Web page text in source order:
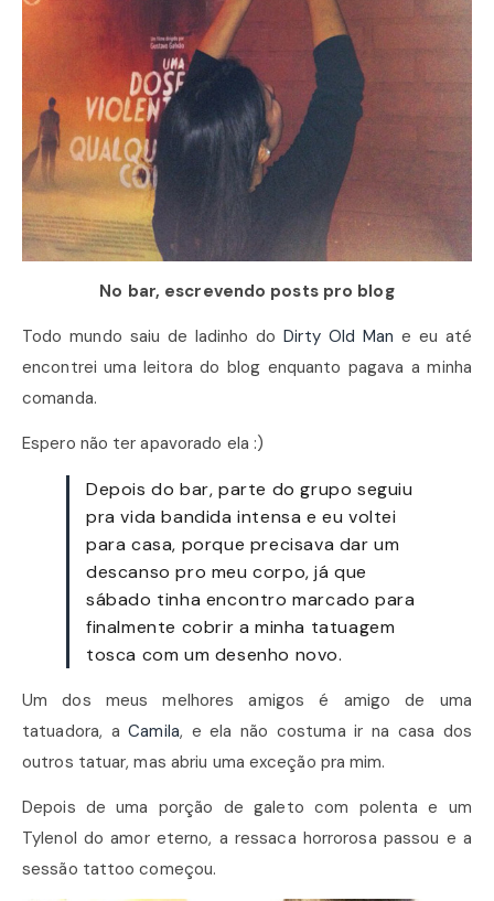
No bar, escrevendo posts pro blog
Todo mundo saiu de ladinho doDirty Old Man e eu até
encontrei uma leitora do blog enquanto pagava a minha
comanda.
Espero não ter apavorado ela :)
Depois do bar, parte do grupo seguiu
pra vida bandida intensa e eu voltei
para casa, porque precisava dar um
descanso pro meu corpo, já que
sábado tinha encontro marcado para
finalmente cobrir a minha tatuagem
tosca com um desenho novo.
Um dos meus melhores amigos é amigo de uma
tatuadora, aCamila, e ela não costuma ir na casa dos
outros tatuar, mas abriu uma exceção pra mim.
Depois de uma porção de galeto com polenta e um
Tylenol do amor eterno, a ressaca horrorosa passou e a
sessão tattoo começou.